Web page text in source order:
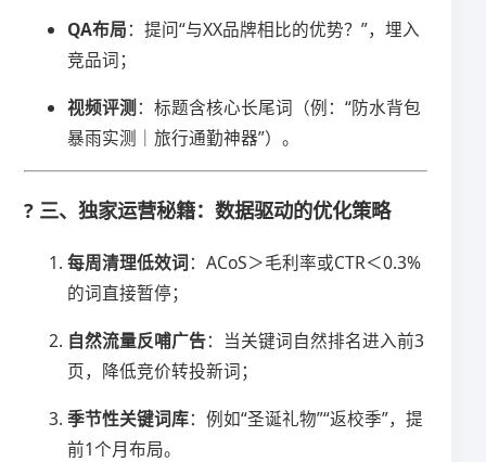
​QA布局​​：提问“与XX品牌相比的优势？”，埋入
竞品词；
​视频评测​ ​：标题含核心长尾词（例：“防水背包
暴雨实测｜旅行通勤神器”）。
? 三、独家运营秘籍：数据驱动的优化策略
​每周清理低效词​​：ACoS＞毛利率或CTR＜0.3%
的词直接暂停；
​自然流量反哺广告​​：当关键词自然排名进入前3
页，降低竞价转投新词；
​季节性关键词库​​：例如“圣诞礼物”“返校季”，提
前1个月布局。